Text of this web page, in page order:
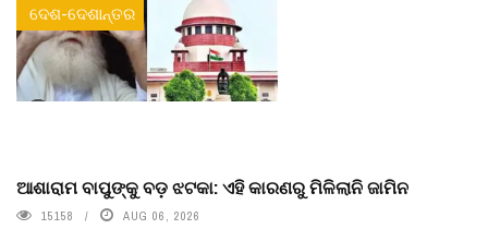
ଦେଶ-ଦେଶାନ୍ତର
ଆଶାରାମ ବାପୁଙ୍କୁ ବଡ଼ ଝଟକା: ଏହି କାରଣରୁ ମିଳିଲାନି ଜାମିନ
15158 AUG 06, 2026